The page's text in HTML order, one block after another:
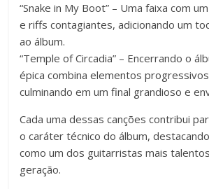
“Snake in My Boot” – Uma faixa com
e riffs contagiantes, adicionando um
ao álbum.
“Temple of Circadia” – Encerrando o
épica combina elementos
culminando em um final grandioso e
Cada uma dessas canções contribui
o caráter técnico do álbum,
como um dos guitarristas mais
geração.